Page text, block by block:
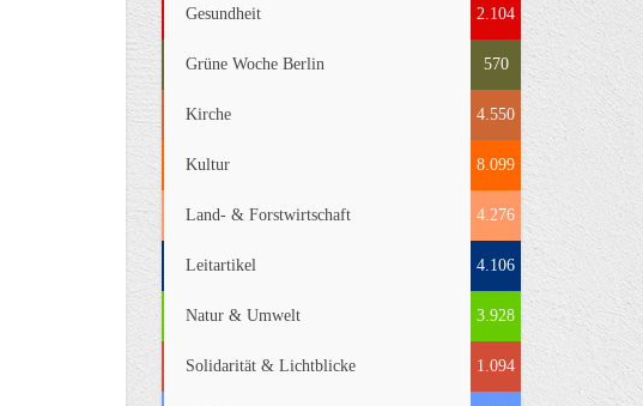
Gesundheit 2.104
Grüne Woche Berlin 570
Kirche 4.550
Kultur 8.099
Land- & Forstwirtschaft 4.276
Leitartikel 4.106
Natur & Umwelt 3.928
Solidarität & Lichtblicke 1.094